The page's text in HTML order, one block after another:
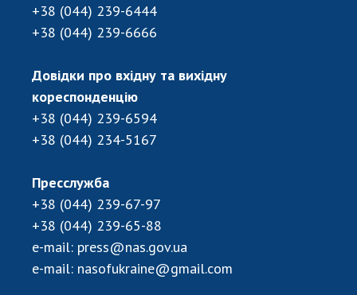
+38 (044) 239-6444
+38 (044) 239-6666
Довідки про вхідну та вихідну
кореспонденцію
+38 (044) 239-6594
+38 (044) 234-5167
Пресслужба
+38 (044) 239-67-97
+38 (044) 239-65-88
e-mail: press@nas.gov.ua
e-mail: nasofukraine@gmail.com